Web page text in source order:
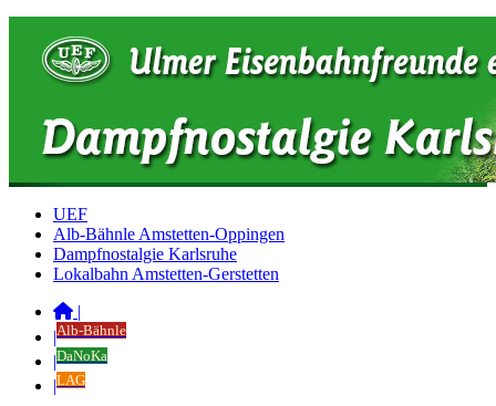
UEF
Alb-Bähnle Amstetten-Oppingen
Dampfnostalgie Karlsruhe
Lokalbahn Amstetten-Gerstetten
|
|Alb-Bähnle
|DaNoKa
|LAG